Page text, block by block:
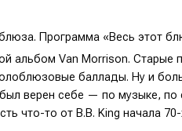
Программа «Весь этот
альбом Van Morrison. Старые
баллады. Ну и
верен себе — по музыке,
что-то от B.B. King начала 70-